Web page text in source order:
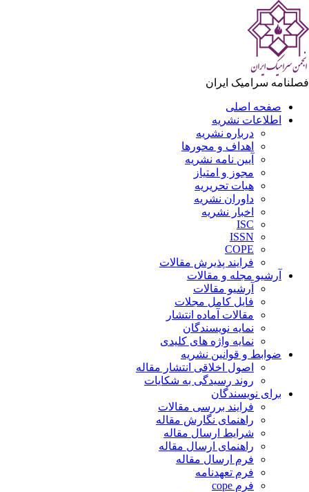
سرامیک ایران
صفحه اصلی
اطلاعات نشریه
درباره نشریه
اهداف و محورها
آیین نامه نشریه
مجوز و امتیاز
هیات تحریریه
داوران نشریه
اخبار نشریه
ISC
ISSN
COPE
فرایند پذیرش مقالات
آرشیو مجله و مقالات
آرشیو مقالات
فایل کامل مجلات
مقالات آماده انتشار
نمایه نویسندگان
نمایه واژه های کلیدی
ضوابط و قوانین نشریه
اصول اخلاقی انتشار مقاله
روند رسیدگی به شکایات
برای نویسندگان
فرایند بررسی مقالات
راهنمای نگارش مقاله
شرایط ارسال مقاله
راهنمای ارسال مقاله
فرم ارسال مقاله
فرم تعهدنامه
فرم cope